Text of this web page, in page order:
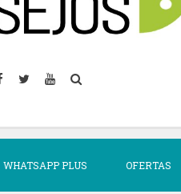
WHATSAPP PLUS OFERTAS